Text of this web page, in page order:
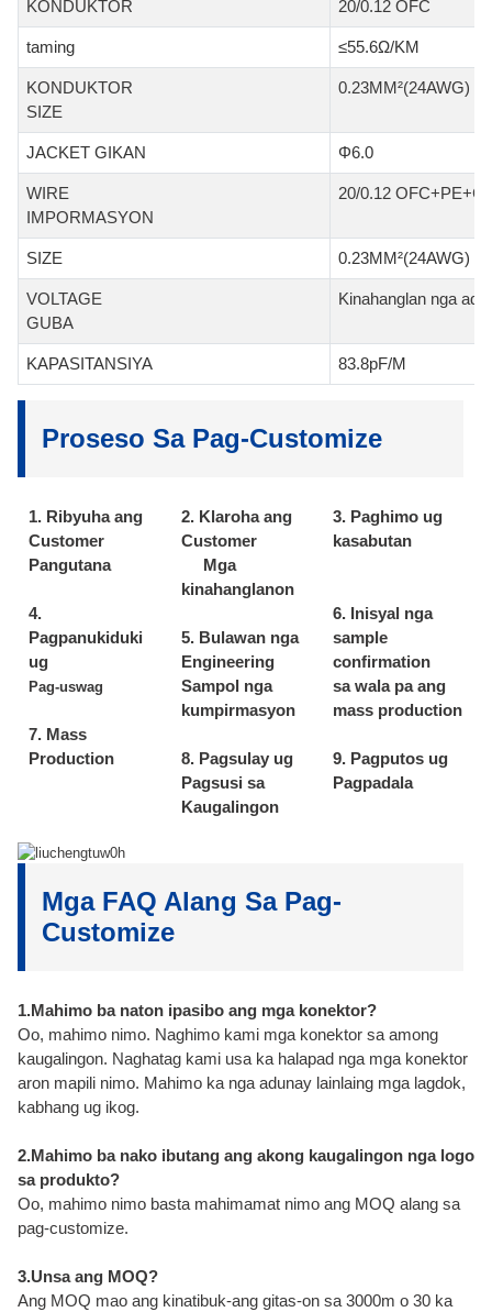
KONDUKTOR 20/0.12 OFC
taming ≤55.6Ω/KM
KONDUKTOR
SIZE
0.23MM²(24AWG)
JACKET GIKAN Φ6.0
WIRE
IMPORMASYON
20/0.12
SIZE 0.23MM²(24AWG)
VOLTAGE
GUBA
Kinahanglan nga
KAPASITANSIYA 83.8pF/M
Proseso Sa Pag-Customize
1. Ribyuha ang
Customer
Pangutana
4.
Pagpanukiduki
ug
Pag-uswag
7. Mass
Production
2. Klaroha ang
Customer
Mga
kinahanglanon
5. Bulawan nga
Engineering
Sampol nga
kumpirmasyon
8. Pagsulay ug
Pagsusi sa
Kaugalingon
3. Paghimo ug
kasabutan
6. Inisyal nga
sample
confirmation
sa wala pa ang
mass production
9. Pagputos ug
Pagpadala
Mga FAQ Alang Sa Pag-
Customize
1.Mahimo ba naton ipasibo ang mga konektor?
Oo, mahimo nimo. Naghimo kami mga konektor sa among
kaugalingon. Naghatag kami usa ka halapad nga mga konektor
aron mapili nimo. Mahimo ka nga adunay lainlaing mga lagdok,
kabhang ug ikog.
2.Mahimo ba nako ibutang ang akong kaugalingon nga logo
sa produkto?
Oo, mahimo nimo basta mahimamat nimo ang MOQ alang sa
pag-customize.
3.Unsa ang MOQ?
Ang MOQ mao ang kinatibuk-ang gitas-on sa 3000m o 30 ka